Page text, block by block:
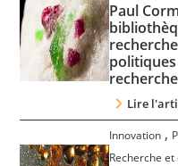
Paul
Lire
Innovation ,
Recherche